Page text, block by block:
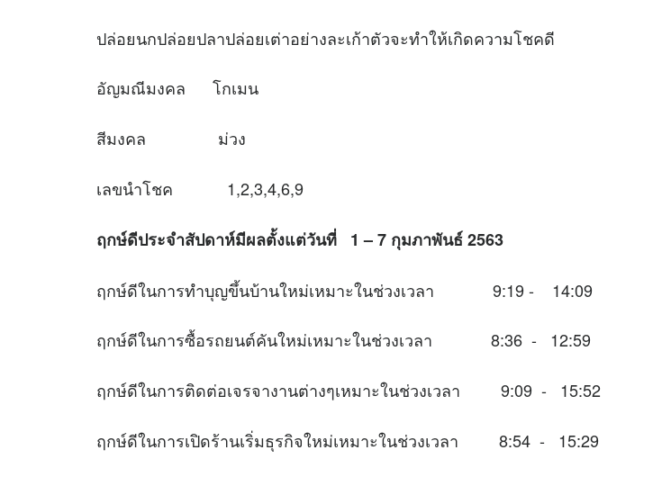
ปล่อยนกปล่อยปลาปล่อยเต่าอย่างละเก้าตัวจะทำให้เกิดความโชคดี
อัญมณีมงคล โกเมน
สีมงคล ม่วง
เลขนำโชค 1,2,3,4,6,9
ฤกษ์ดีประจำสัปดาห์มีผลตั้งแต่วันที่ 1 – 7 กุมภาพันธ์ 2563
ฤกษ์ดีในการทำบุญขึ้นบ้านใหม่เหมาะในช่วงเวลา 9:19 - 14:09
ฤกษ์ดีในการซื้อรถยนต์คันใหม่เหมาะในช่วงเวลา 8:36 - 12:59
ฤกษ์ดีในการติดต่อเจรจางานต่างๆเหมาะในช่วงเวลา 9:09 - 15:52
ฤกษ์ดีในการเปิดร้านเริ่มธุรกิจใหม่เหมาะในช่วงเวลา 8:54 - 15:29